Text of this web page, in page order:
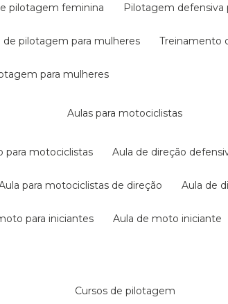
pilotagem feminina pilotagem
de pilotagem para mulheres treinamento
para mulheres
aulas para motociclistas
para motociclistas aula de direção
aula para motociclistas de direção aula de
para iniciantes aula de moto iniciante
cursos de pilotagem